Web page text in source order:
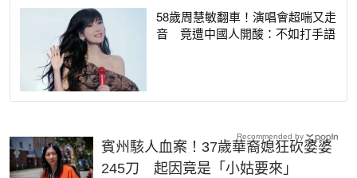
58歲周慧敏翻車！演唱會超喘又走
音 竟遭中國人開酸：不如打手語
賓州駭人血案！37歲華裔媳狂砍婆婆
245刀 起因竟是「小姑要來」
Recommended by